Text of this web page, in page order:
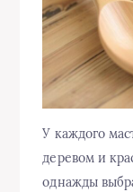
У каждого
деревом и
однажды